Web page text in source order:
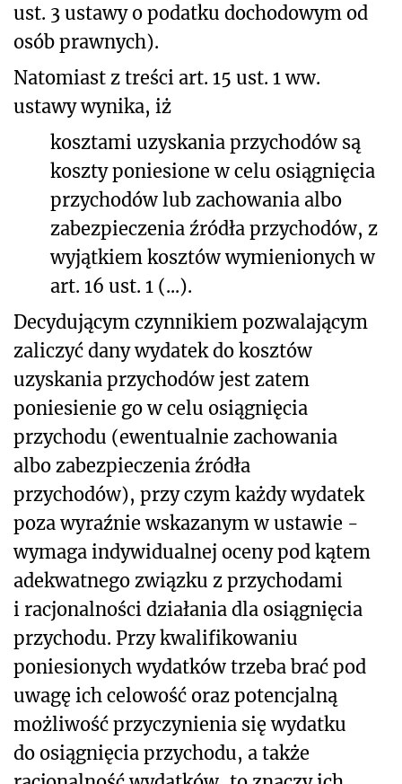
ust. 3 ustawy o podatku dochodowym od
osób prawnych).
Natomiast z treści art. 15 ust. 1 ww.
ustawy wynika, iż
kosztami uzyskania przychodów są
koszty poniesione w celu osiągnięcia
przychodów lub zachowania albo
zabezpieczenia źródła przychodów, z
wyjątkiem kosztów wymienionych w
art. 16 ust. 1 (...).
Decydującym czynnikiem pozwalającym
zaliczyć dany wydatek do kosztów
uzyskania przychodów jest zatem
poniesienie go w celu osiągnięcia
przychodu (ewentualnie zachowania
albo zabezpieczenia źródła
przychodów), przy czym każdy wydatek
poza wyraźnie wskazanym w ustawie -
wymaga indywidualnej oceny pod kątem
adekwatnego związku z przychodami
i racjonalności działania dla osiągnięcia
przychodu. Przy kwalifikowaniu
poniesionych wydatków trzeba brać pod
uwagę ich celowość oraz potencjalną
możliwość przyczynienia się wydatku
do osiągnięcia przychodu, a także